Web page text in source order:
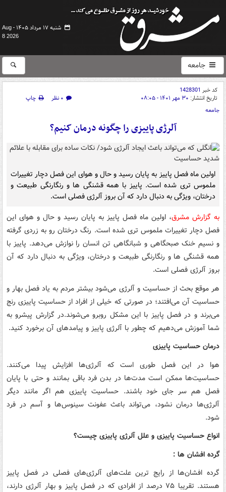
شنبه ۱۷ مرداد ۱۴۰۵ -
Aug
8 2026
جامعه
کد خبر 1428301
تاریخ انتشار: ۳۰ مهر ۱۴۰۱ - ۰۸:۰۵ ۰ نظر
چاپ
جامعه
آلرژی پاییزی را چگونه درمان کنیم؟
اولین ماه فصل پاییز به پایان رسید و حال و هوای این فصل دچار تغییرات
ملموس تری شده است. پاییز با همه قشنگی ها و رنگارنگی طبیعت و
درختان، ویژگی به دنبال دارد که آن بروز آلرژی فصلی است.
به گزارش مشرق، اولین ماه فصل پاییز به پایان رسید و حال و هوای این
فصل دچار تغییرات ملموس تری شده است. رنگ درختان رو به زردی گرفته
و نسیم خنک صبحگاهی و شبانگاهی تن انسان را نوازش می‌دهد. پاییز با
همه قشنگی ها و رنگارنگی طبیعت و درختان، ویژگی به دنبال دارد که آن
بروز آلرژی فصلی است.
هر موقع بحث از حساسیت و آلرژی می‌شود بیشتر مردم به یاد فصل بهار و
حساسیت آن می‌افتند؛ در صورتی که خیلی از افراد از حساسیت پاییزی رنج
می‌برند و در فصل پاییز با این مشکل روبرو می‌شوند.در گزارش پیشرو به
شما آموزش می‌دهیم که چطور با آلرژی پاییز و پیامدهای آن برخورد کنید.
درمان حساسیت پاییزی
هوا در این فصل طوری است که آلرژی‌ها افزایش پیدا می‌کنند.
حساسیت‌ها ممکن است مدت‌ها در بدن فرد باقی بمانند و حتی با پایان
فصل هم سر جای خود باشند. حساسیت پاییزی هم اگر مانند دیگر
آلرژی‌ها درمان نشود، می‌تواند باعث عفونت سینوس‌ها و آسم در فرد
شود.
انواع حساسیت پاییزی و علل آلرژی پاییزی چیست؟
گرده افشان ها :
گرده افشان‌ها از رایج ترین علت‌های آلرژی‌های فصلی در فصل پاییز
هستند. تقریبا ۷۵ درصد از افرادی که در فصل پاییز و بهار آلرژی دارند،